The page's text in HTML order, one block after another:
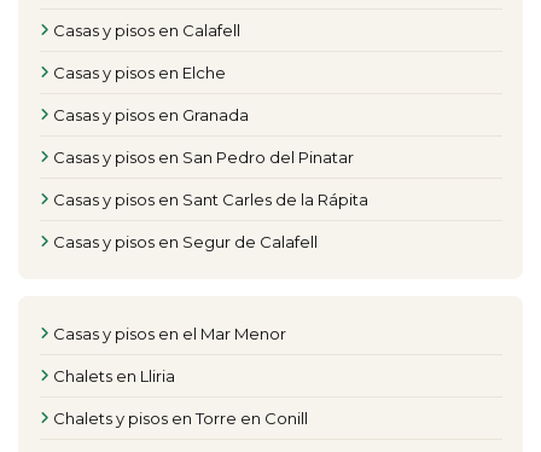
Casas y pisos en Calafell
Casas y pisos en Elche
Casas y pisos en Granada
Casas y pisos en San Pedro del Pinatar
Casas y pisos en Sant Carles de la Rápita
Casas y pisos en Segur de Calafell
Casas y pisos en el Mar Menor
Chalets en Lliria
Chalets y pisos en Torre en Conill